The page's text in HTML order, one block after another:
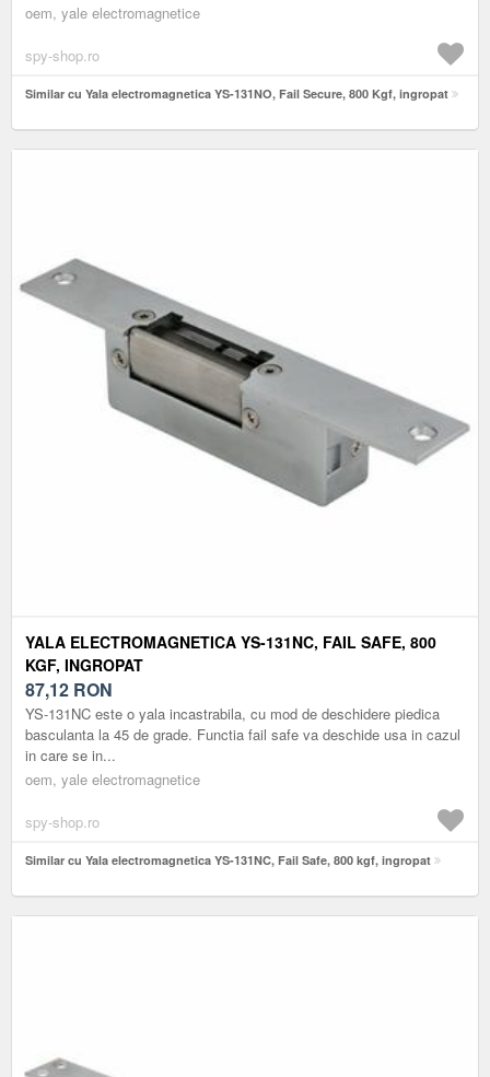
oem, yale electromagnetice
spy-shop.ro
Similar cu Yala electromagnetica YS-131NO, Fail Secure, 800 Kgf, ingropat
YALA ELECTROMAGNETICA YS-131NC, FAIL SAFE, 800
KGF, INGROPAT
87,12 RON
YS-131NC este o yala incastrabila, cu mod de deschidere piedica
basculanta la 45 de grade. Functia fail safe va deschide usa in cazul
in care se in...
oem, yale electromagnetice
spy-shop.ro
Similar cu Yala electromagnetica YS-131NC, Fail Safe, 800 kgf, ingropat